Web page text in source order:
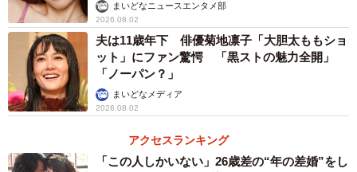
まいどなニュースエンタメ部
2026.08.02
夫は11歳年下 俳優菊地凛子「大胆太ももショ
ット」にファン驚愕 「黒ストの魅力全開」
「ノーパン？」
まいどなメディア
2026.08.02
アクセスランキング
「この人しかいない」26歳差の“年の差婚”をし